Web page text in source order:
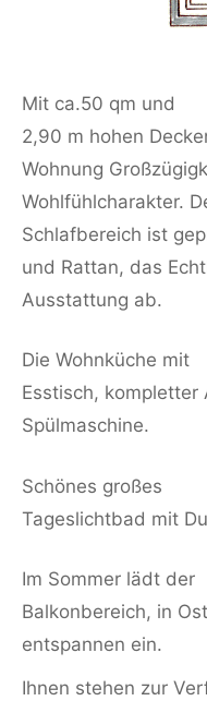
Mit ca.50 qm und
2,90 m hohen
Wohnung
Wohlfühlcharakter.
Schlafbereich ist
und Rattan, das
Ausstattung ab.
Die Wohnküche mit
Esstisch, kompletter
Spülmaschine.
Schönes großes
Tageslichtbad mit
Im Sommer lädt der
Balkonbereich, in
entspannen ein.
Ihnen stehen zur